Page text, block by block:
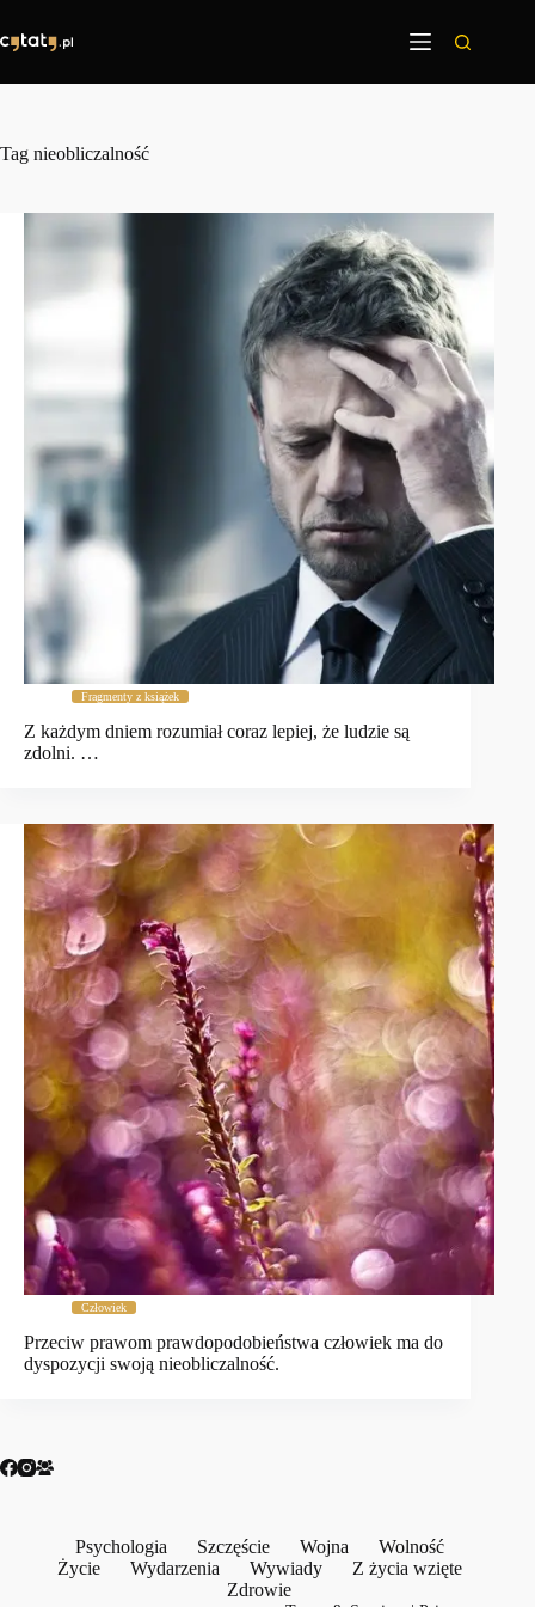
treści
Tag nieobliczalność
Fragmenty z książek
Z każdym dniem rozumiał coraz lepiej, że ludzie są
zdolni. …
Człowiek
Przeciw prawom prawdopodobieństwa człowiek ma do
dyspozycji swoją nieobliczalność.
Psychologia Szczęście Wojna
Wolność
Życie
Wydarzenia Wywiady
Z życia wzięte
Zdrowie